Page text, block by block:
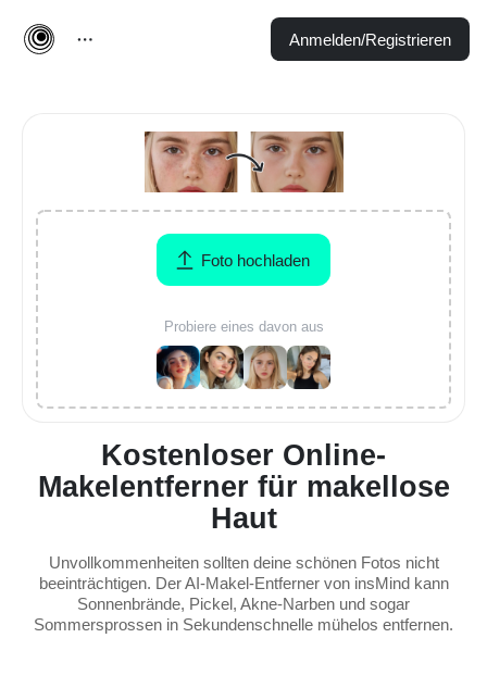
Anmelden/Registrieren
Kostenloser Online-
Makelentferner für makellose
Haut
Unvollkommenheiten sollten deine schönen Fotos nicht
beeinträchtigen. Der AI-Makel-Entferner von insMind kann
Sonnenbrände, Pickel, Akne-Narben und sogar
Sommersprossen in Sekundenschnelle mühelos entfernen.
Foto hochladen
Probiere eines davon aus